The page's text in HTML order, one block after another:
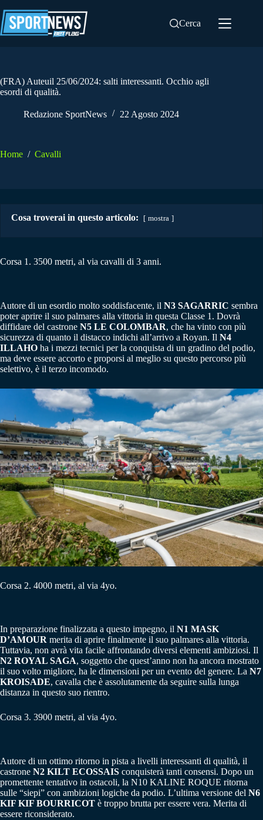
al
contenuto
Cerca
(FRA) Auteuil 25/06/2024: salti interessanti. Occhio agli
esordi di qualità.
Redazione SportNews 22 Agosto 2024
Home / Cavalli
Cosa troverai in questo articolo: mostra
Corsa 1. 3500 metri, al via cavalli di 3 anni.
Autore di un esordio molto soddisfacente, il N3 SAGARRIC sembra
poter aprire il suo palmares alla vittoria in questa Classe 1. Dovrà
diffidare del castrone N5 LE COLOMBAR, che ha vinto con più
sicurezza di quanto il distacco indichi all’arrivo a Royan. Il N4
ILLAHO ha i mezzi tecnici per la conquista di un gradino del podio,
ma deve essere accorto e proporsi al meglio su questo percorso più
selettivo, è il terzo incomodo.
Corsa 2. 4000 metri, al via 4yo.
In preparazione finalizzata a questo impegno, il N1 MASK
D’AMOUR merita di aprire finalmente il suo palmares alla vittoria.
Tuttavia, non avrà vita facile affrontando diversi elementi ambiziosi. Il
N2 ROYAL SAGA, soggetto che quest’anno non ha ancora mostrato
il suo volto migliore, ha le dimensioni per un evento del genere. La N7
KROISADE, cavalla che è assolutamente da seguire sulla lunga
distanza in questo suo rientro.
Corsa 3. 3900 metri, al via 4yo.
Autore di un ottimo ritorno in pista a livelli interessanti di qualità, il
castrone N2 KILT ECOSSAIS conquisterà tanti consensi. Dopo un
promettente tentativo in ostacoli, la N10 KALINE ROQUE ritorna
sulle “siepi” con ambizioni logiche da podio. L’ultima versione del N6
KIF KIF BOURRICOT è troppo brutta per essere vera. Merita di
essere riconsiderato.